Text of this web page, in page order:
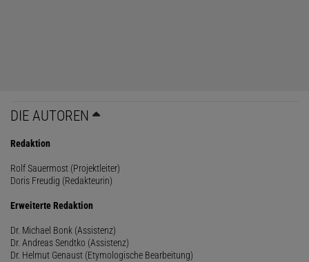
DIE AUTOREN
Redaktion
Rolf Sauermost (Projektleiter)
Doris Freudig (Redakteurin)
Erweiterte Redaktion
Dr. Michael Bonk (Assistenz)
Dr. Andreas Sendtko (Assistenz)
Dr. Helmut Genaust (Etymologische Bearbeitung)